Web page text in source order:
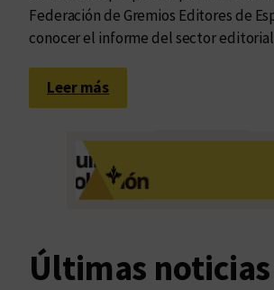
Federación de Gremios Editores de
conocer el informe del sector
Leer más:
L
a
í
d
Últimas noticias